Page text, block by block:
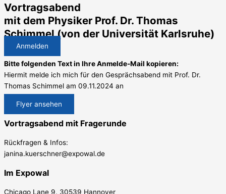
Vortragsabend
mit dem Physiker Prof. Dr. Thomas
Schimmel (von der Universität Karlsruhe)
Anmelden
Bitte folgenden Text in Ihre Anmelde-Mail kopieren:
Hiermit melde ich mich für den Gesprächsabend mit Prof. Dr.
Thomas Schimmel am 09.11.2024 an
Flyer ansehen
Vortragsabend mit Fragerunde
Rückfragen & Infos:
janina.kuerschner@expowal.de
Im Expowal
Chicago Lane 9, 30539 Hannover